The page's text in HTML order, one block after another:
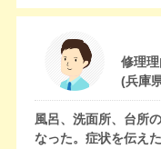
修理理
(兵庫
風呂、洗面所、台所
なった。症状を伝え